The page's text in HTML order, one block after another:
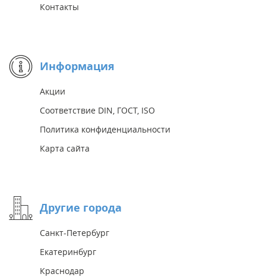
Контакты
Информация
Акции
Соответствие DIN, ГОСТ, ISO
Политика конфиденциальности
Карта сайта
Другие города
Санкт-Петербург
Екатеринбург
Краснодар